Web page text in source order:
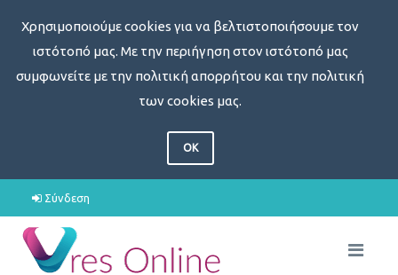
Χρησιμοποιούμε cookies για να βελτιστοποιήσουμε τον
ιστότοπό μας. Με την περιήγηση στον ιστότοπό μας
συμφωνείτε με την πολιτική απορρήτου και την πολιτική
των cookies μας.
OK
Σύνδεση